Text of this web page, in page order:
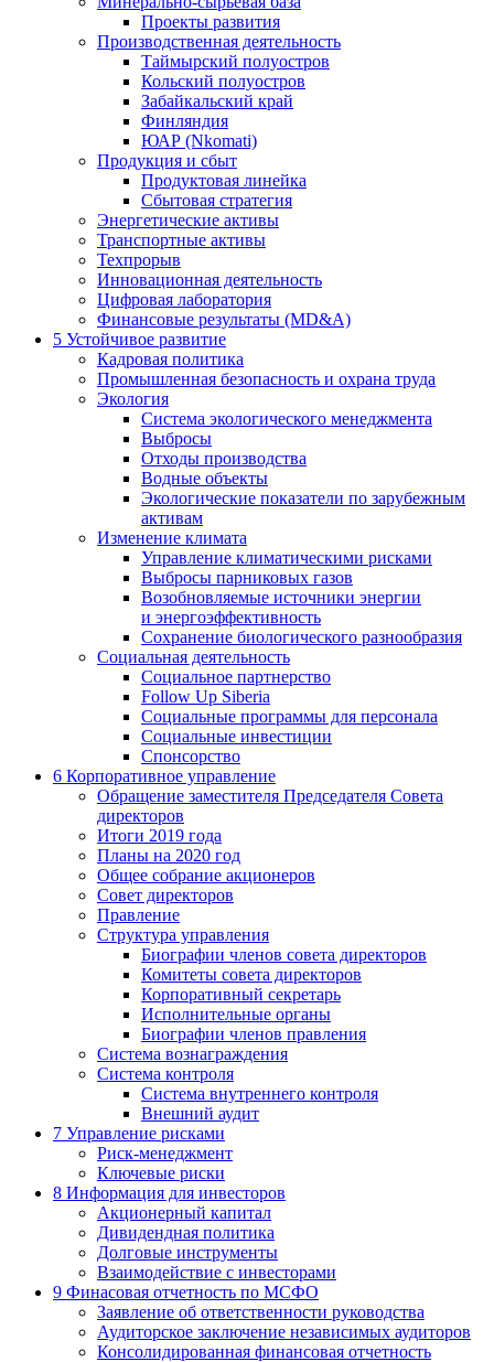
Проекты развития
Производственная деятельность
Таймырский полуостров
Кольский полуостров
Забайкальский край
Финляндия
ЮАР (Nkomati)
Продукция и сбыт
Продуктовая линейка
Сбытовая стратегия
Энергетические активы
Транспортные активы
Техпрорыв
Инновационная деятельность
Цифровая лаборатория
Финансовые результаты (MD&A)
5 Устойчивое развитие
Кадровая политика
Промышленная безопасность и охрана труда
Экология
Система экологического менеджмента
Выбросы
Отходы производства
Водные объекты
Экологические показатели по зарубежным
активам
Изменение климата
Управление климатическими рисками
Выбросы парниковых газов
Возобновляемые источники энергии
и энергоэффективность
Сохранение биологического разнообразия
Социальная деятельность
Социальное партнерство
Follow Up Siberia
Социальные программы для персонала
Социальные инвестиции
Спонсорство
6 Корпоративное управление
Обращение заместителя Председателя Совета
директоров
Итоги 2019 года
Планы на 2020 год
Общее собрание акционеров
Совет директоров
Правление
Структура управления
Биографии членов совета директоров
Комитеты совета директоров
Корпоративный секретарь
Исполнительные органы
Биографии членов правления
Система вознаграждения
Система контроля
Система внутреннего контроля
Внешний аудит
7 Управление рисками
Риск-менеджмент
Ключевые риски
8 Информация для инвесторов
Акционерный капитал
Дивидендная политика
Долговые инструменты
Взаимодействие с инвеcторами
9 Финасовая отчетность по МСФО
Заявление об ответственности руководства
Аудиторское заключение независимых аудиторов
Консолидированная финансовая отчетность